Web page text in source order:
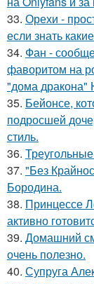
33. Орехи -
если знать
34. Фан -
фаворитом на
"дома дракона"
35. Бейонсе,
подросшей
стиль.
36.
37. "Без
Бородина.
38. Принцессе
активно
39. Домашний
очень полезно.
40. Супруга